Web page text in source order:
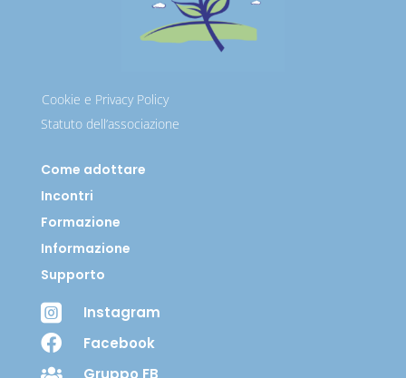
Cookie e Privacy Policy
Statuto dell’associazione
Come adottare
Incontri
Formazione
Informazione
Supporto
 Instagram
 Facebook
 Gruppo FB